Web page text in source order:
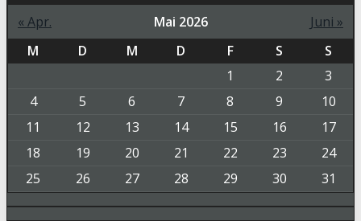
« Apr.
Mai 2026
Juni »
M
D M D F S
S
1
2
3
4
5 6 7 8 9
10
11
12 13 14 15 16
17
18
19 20 21 22 23
24
25
26 27 28 29 30 31